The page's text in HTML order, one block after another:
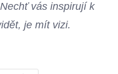
vás inspirují k
je mít vizi.